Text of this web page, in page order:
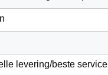
levering/beste service